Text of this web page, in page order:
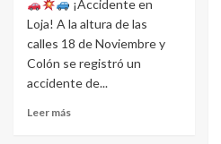
¡Accidente en
Loja! A la altura de las
calles 18 de Noviembre y
Colón se registró un
accidente de...
Leer más